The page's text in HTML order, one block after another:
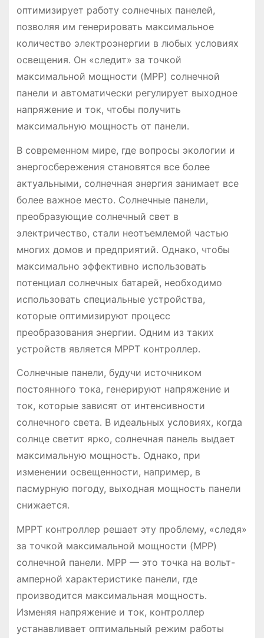
оптимизирует работу солнечных панелей,
позволяя им генерировать максимальное
количество электроэнергии в любых условиях
освещения․ Он «следит» за точкой
максимальной мощности (MPP) солнечной
панели и автоматически регулирует выходное
напряжение и ток, чтобы получить
максимальную мощность от панели․
В современном мире, где вопросы экологии и
энергосбережения становятся все более
актуальными, солнечная энергия занимает все
более важное место․ Солнечные панели,
преобразующие солнечный свет в
электричество, стали неотъемлемой частью
многих домов и предприятий․ Однако, чтобы
максимально эффективно использовать
потенциал солнечных батарей, необходимо
использовать специальные устройства,
которые оптимизируют процесс
преобразования энергии․ Одним из таких
устройств является MPPT контроллер․
Солнечные панели, будучи источником
постоянного тока, генерируют напряжение и
ток, которые зависят от интенсивности
солнечного света․ В идеальных условиях, когда
солнце светит ярко, солнечная панель выдает
максимальную мощность․ Однако, при
изменении освещенности, например, в
пасмурную погоду, выходная мощность панели
снижается․
MPPT контроллер решает эту проблему, «следя»
за точкой максимальной мощности (MPP)
солнечной панели․ MPP — это точка на вольт-
амперной характеристике панели, где
производится максимальная мощность․
Изменяя напряжение и ток, контроллер
устанавливает оптимальный режим работы